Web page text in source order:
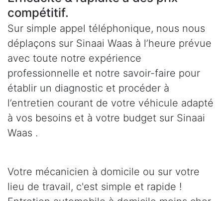
compétitif.
Sur simple appel téléphonique, nous nous
déplaçons sur Sinaai Waas à l’heure prévue
avec toute notre expérience
professionnelle et notre savoir-faire pour
établir un diagnostic et procéder à
l’entretien courant de votre véhicule adapté
à vos besoins et à votre budget sur Sinaai
Waas .
Votre mécanicien à domicile ou sur votre
lieu de travail, c'est simple et rapide !